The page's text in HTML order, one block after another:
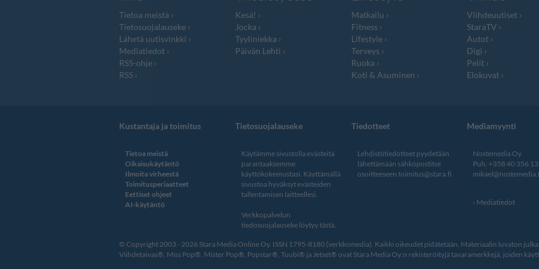
Tietoa meistä
Tietosuojalauseke
Lähetä uutisvinkki
Mediatiedot
RSS-ohje
RSS
Kesä!
Jocka
Tyyliniekka
Päivän Lehti
Matkailu
Fitness
Lifestyle
Terveys
Ruoka
Koti & Asuminen
Viihdeuutiset
StaraTV
Autot
Digi
Pelit
Elokuvat
Kustantaja ja toimitus
Tietoa meistä
Oikaisukäytäntö
Ilmoita virheestä
Toimitusperiaatteet
Eettiset ohjeet
AI-käytäntö
Tietosuojalauseke
Käytämme sivustolla evästeitä
parantaaksemme
käyttökokemustasi. Käyttämällä
sivustoa hyväksyt evästeiden
tallentamisen laitteellesi.
Verkkopalvelun
tiedosuojalauseke löytyy tästä.
Tiedotteet
Lehdistötiedotteet pyydetään
lähettämään sähköpostitse
osoitteeseen toimitus@stara.fi
Mediamyynti
Nostemedia Oy
Puh. +358 40 356
Mediatiedot
© Copyright 2003 - 2026 Stara Media Online Oy. ISSN 1795-8180 (verkkomedia). Kaikki oikeudet pidätetään. Materiaalin luvaton
Viihdetaivas®, Miss Pop®, Mister Pop®, Popstar®, Tuubi® ja Jetset® ovat Stara Media Oy:n rekisteröityjä tavaramerkkejä, joiden